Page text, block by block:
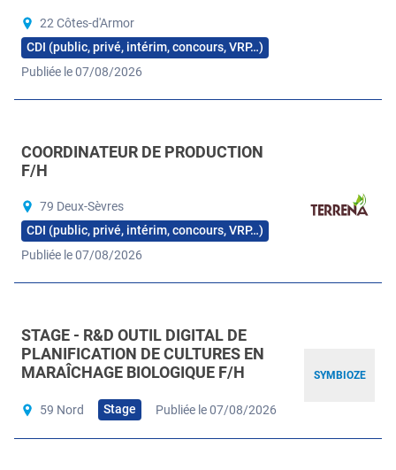
22 Côtes-d'Armor
CDI (public, privé, intérim, concours, VRP…)
Publiée le 07/08/2026
COORDINATEUR DE PRODUCTION
F/H
79 Deux-Sèvres
CDI (public, privé, intérim, concours, VRP…)
Publiée le 07/08/2026
SYMBIOZE
STAGE - R&D OUTIL DIGITAL DE
PLANIFICATION DE CULTURES EN
MARAÎCHAGE BIOLOGIQUE F/H
59 Nord Stage Publiée le 07/08/2026